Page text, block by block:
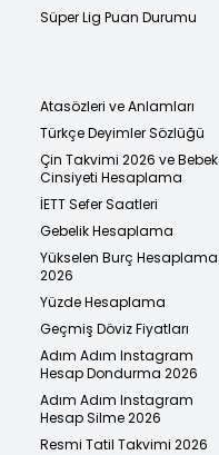
Süper Lig Puan Durumu
Atasözleri ve Anlamları
Türkçe Deyimler Sözlüğü
Çin Takvimi 2026 ve Bebek
Cinsiyeti Hesaplama
İETT Sefer Saatleri
Gebelik Hesaplama
Yükselen Burç Hesaplama
2026
Yüzde Hesaplama
Geçmiş Döviz Fiyatları
Adım Adım Instagram
Hesap Dondurma 2026
Adım Adım Instagram
Hesap Silme 2026
Resmi Tatil Takvimi 2026